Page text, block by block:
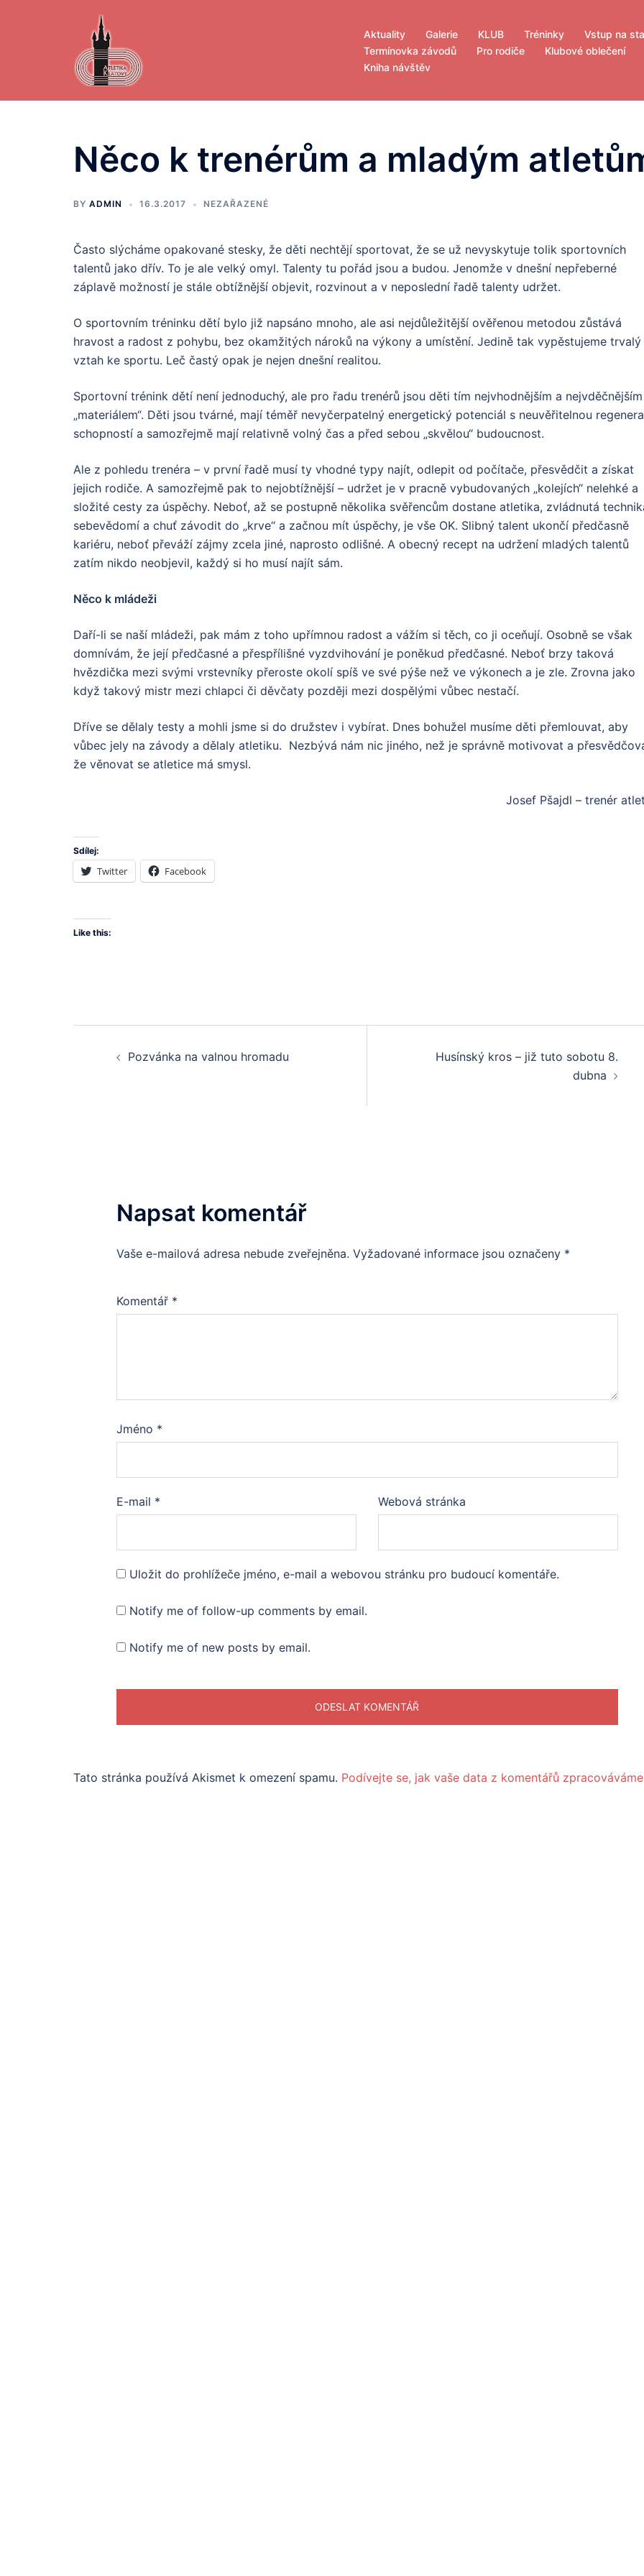
Aktuality Galerie KLUB Tréninky
Vstup na
Termínovka závodů
Pro rodiče
Klubové oblečení
Kniha návštěv
Něco k trenérům a mladým
BY ADMIN 16.3.2017 NEZAŘAZENÉ
Často slýcháme opakované stesky, že děti nechtějí sportovat, že se už nevyskytuje tolik sportovních
talentů jako dřív. To je ale velký omyl. Talenty tu pořád jsou a budou. Jenomže v dnešní nepřeberné
záplavě možností je stále obtížnější objevit, rozvinout a v neposlední řadě talenty udržet.
O sportovním tréninku dětí bylo již napsáno mnoho, ale asi nejdůležitější ověřenou metodou zůstává
hravost a radost z pohybu, bez okamžitých nároků na výkony a umístění. Jedině tak vypěstujeme trvalý
vztah ke sportu. Leč častý opak je nejen dnešní realitou.
Sportovní trénink dětí není jednoduchý, ale pro řadu trenérů jsou děti tím nejvhodnějším a nejvděčnějším
„materiálem“. Děti jsou tvárné, mají téměř nevyčerpatelný energetický potenciál s neuvěřitelnou
schopností a samozřejmě mají relativně volný čas a před sebou „skvělou“ budoucnost.
Ale z pohledu trenéra – v první řadě musí ty vhodné typy najít, odlepit od počítače, přesvědčit a získat
jejich rodiče. A samozřejmě pak to nejobtížnější – udržet je v pracně vybudovaných „kolejích“ nelehké a
složité cesty za úspěchy. Neboť, až se postupně několika svěřencům dostane atletika, zvládnutá
sebevědomí a chuť závodit do „krve“ a začnou mít úspěchy, je vše OK. Slibný talent ukončí předčasně
kariéru, neboť převáží zájmy zcela jiné, naprosto odlišné. A obecný recept na udržení mladých talentů
zatím nikdo neobjevil, každý si ho musí najít sám.
Něco k mládeži
Daří-li se naší mládeži, pak mám z toho upřímnou radost a vážím si těch, co ji oceňují. Osobně se však
domnívám, že její předčasné a přespřílišné vyzdvihování je poněkud předčasné. Neboť brzy taková
hvězdička mezi svými vrstevníky přeroste okolí spíš ve své pýše než ve výkonech a je zle. Zrovna jako
když takový mistr mezi chlapci či děvčaty později mezi dospělými vůbec nestačí.
Dříve se dělaly testy a mohli jsme si do družstev i vybírat. Dnes bohužel musíme děti přemlouvat, aby
vůbec jely na závody a dělaly atletiku. Nezbývá nám nic jiného, než je správně motivovat a
že věnovat se atletice má smysl.
Josef Pšajdl – trenér
Sdílej:
Twitter Facebook
Like this:
navigation
Pozvánka na valnou hromadu
Husínský kros – již tuto sobotu 8.
dubna
Napsat komentář
Vaše e-mailová adresa nebude zveřejněna. Vyžadované informace jsou označeny *
Komentář *
Jméno *
E-mail * Webová stránka
Uložit do prohlížeče jméno, e-mail a webovou stránku pro budoucí komentáře.
Notify me of follow-up comments by email.
Notify me of new posts by email.
Tato stránka používá Akismet k omezení spamu. Podívejte se, jak vaše data z komentářů